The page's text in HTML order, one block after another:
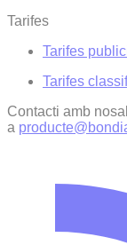
Tarifes
Tarifes
Tarifes
Contacti amb
a